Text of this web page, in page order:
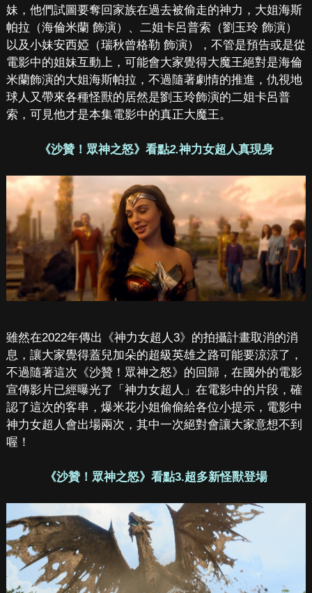
妹，他們試圖要奪回家族在過去被偷走的神力，大姐海斯
帕拉（海倫米蘭 飾演）、二姐卡呂普索（劉玉玲 飾演）
以及小妹安西婭（瑞秋曾格勒 飾演），不管是預告或是從
電影中的姐妹互動上，可能會大家覺得大魔王絕對是海倫
米蘭飾演的大姐海斯帕拉，不過隨著劇情的推進，仇視地
球人又帶來各種怪獸的居然是劉玉玲飾演的二姐卡呂普
索，可見他才是本集電影中的真正大魔王。
《沙贊！眾神之怒》看點2.神力女超人真現身
雖然在2022年傳出《神力女超人3》的拍攝計畫取消的消
息，讓大家覺得蓋兒加朵的超級英雄之路可能要涼涼了，
不過隨著這次《沙贊！眾神之怒》的回歸，在國外的電影
宣傳影片已經曝光了「神力女超人」在電影中的片段，確
認了這次的客串，爆米花小姐偷偷給各位小提示，電影中
神力女超人會出場兩次，其中一次絕對會讓大家意想不到
喔！
《沙贊！眾神之怒》看點3.超多新怪獸登場